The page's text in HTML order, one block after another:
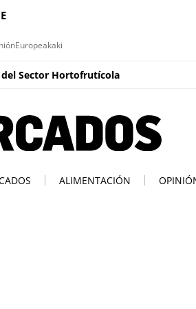
kaki
del Sector Hortofrutícola
ALIMENTACIÓN